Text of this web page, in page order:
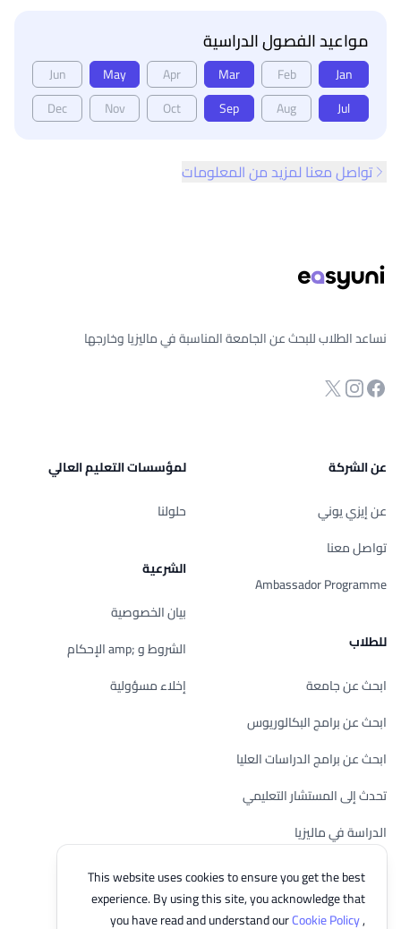
مواعيد الفصول الدراسية
Jan
Feb
Mar
Apr
May
Jun
Jul
Aug
Sep
Oct
Nov
Dec
تواصل معنا لمزيد من المعلومات
This website uses cookies to ensure you get the best
experience. By using this site, you acknowledge that
you have read and understand ourCookie Policy,
نساعد الطلاب للبحث عن الجامعة المناسبة في ماليزيا وخارجها
صفحة الفيسبوك
انستجرام
Twitter
عن الشركة
عن إيزي يوني
تواصل معنا
Ambassador Programme
للطلاب
ابحث عن جامعة
ابحث عن برامج البكالوريوس
ابحث عن برامج الدراسات العليا
تحدث إلى المستشار التعليمي
الدراسة في ماليزيا
تحقق من أهليتك
لمؤسسات التعليم العالي
حلولنا
الشرعية
بيان الخصوصية
الشروط و ;amp الإحكام
إخلاء مسؤولية